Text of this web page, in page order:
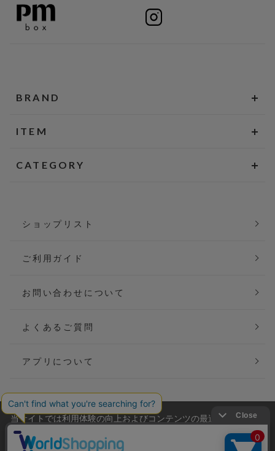
BRAND
ITEM
CATEGORY
ショップリスト
ご利用ガイド
お問い合わせについて
よくあるご質問
アプリについて
会社概要
ご利用規約
当サイトでは利用体験の向上およびコンテンツの最適な提供、ト
ラフィックの分析を目的としてCookieを使用しています。
サイトの閲覧を継続された場合、Cookieの利用に同意したことも